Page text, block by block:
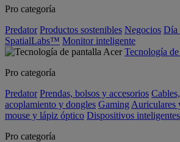
Pro categoría
Predator Productos sostenibles Negocios Día
SpatialLabs™ Monitor inteligente
Tecnología
Pro categoría
Predator Prendas, bolsos y accesorios
acoplamiento y dongles Gaming Auriculares
mouse y lápiz óptico Dispositivos inteligentes
Pro categoría